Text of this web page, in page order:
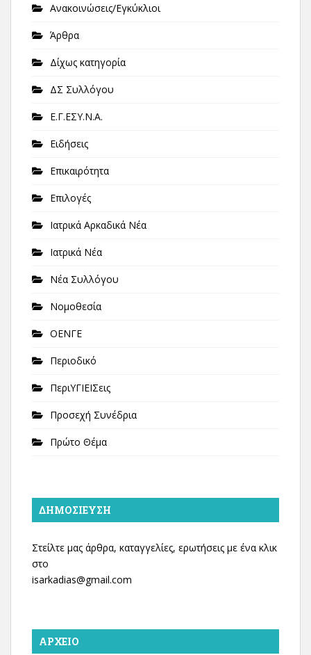
Ανακοινώσεις/Εγκύκλιοι
Άρθρα
Δίχως κατηγορία
ΔΣ Συλλόγου
Ε.Γ.ΕΣΥ.Ν.Α.
Ειδήσεις
Επικαιρότητα
Επιλογές
Ιατρικά Αρκαδικά Νέα
Ιατρικά Νέα
Νέα Συλλόγου
Νομοθεσία
ΟΕΝΓΕ
Περιοδικό
ΠεριΥΓΙΕΙΣεις
Προσεχή Συνέδρια
Πρώτο Θέμα
ΔΗΜΟΣΊΕΥΣΗ
Στείλτε μας άρθρα, καταγγελίες, ερωτήσεις με ένα κλικ
στο
isarkadias@gmail.com
ΑΡΧΕΊΟ